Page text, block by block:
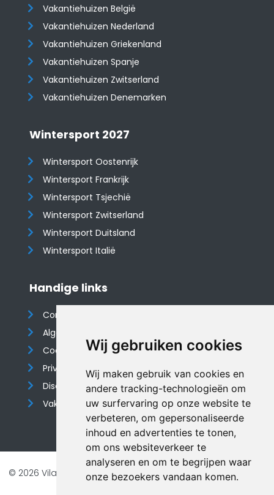
Wij gebruiken cookies
Wij maken gebruik van cookies en
andere tracking-technologieën om
uw surfervaring op onze website te
verbeteren, om gepersonaliseerde
inhoud en advertenties te tonen,
om ons websiteverkeer te
analyseren en om te begrijpen waar
onze bezoekers vandaan komen.
Vakantiehuizen België
Vakantiehuizen Nederland
Vakantiehuizen Griekenland
Vakantiehuizen Spanje
​​​​​​​Vakantiehuizen Zwitserland
Vakantiehuizen Denemarken
Wintersport 2027
Wintersport Oostenrijk
Wintersport Frankrijk
Wintersport Tsjechië
Wintersport Zwitserland
Wintersport Duitsland
Wintersport Italië
Handige links
Contact
Algemene voorwaarden
Cookieverklaring
Privacyverklaring
Disclaimer
Vakantiehuis website
© 2026 Vilando Vakantiehuizen |Website door FalcoTravel